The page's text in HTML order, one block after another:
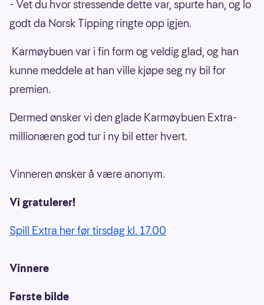
- Vet du hvor stressende dette var, spurte han, og lo
godt da Norsk Tipping ringte opp igjen.
Karmøybuen var i fin form og veldig glad, og han
kunne meddele at han ville kjøpe seg ny bil for
premien.
Dermed ønsker vi den glade Karmøybuen Extra-
millionæren god tur i ny bil etter hvert.
Vinneren ønsker å være anonym.
Vi gratulerer!
Spill Extra her før tirsdag kl. 17.00
Vinnere
Første bilde